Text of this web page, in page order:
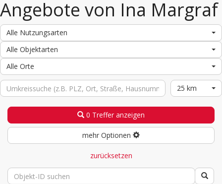
Angebote von Ina Margraf
Alle Nutzungsarten
Alle Objektarten
Alle Orte
25 km
0 Treffer anzeigen
mehr Optionen
zurücksetzen